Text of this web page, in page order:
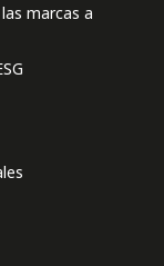
marcas a